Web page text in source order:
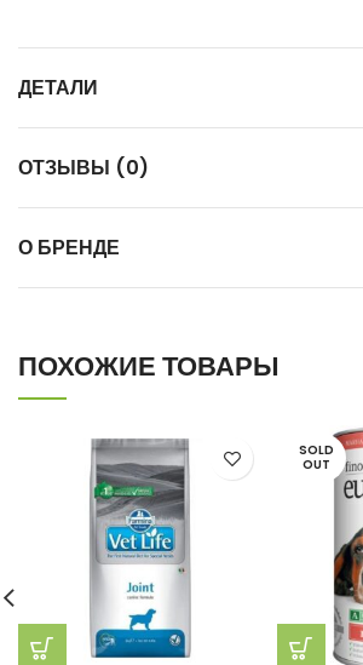
ДЕТАЛИ
ОТЗЫВЫ (0)
О БРЕНДЕ
ПОХОЖИЕ ТОВАРЫ
SOLD
OUT